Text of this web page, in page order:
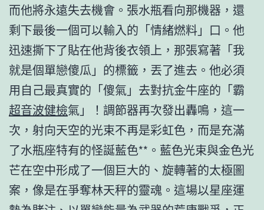
而他將永遠失去機會。張水瓶看向那機器，還
剩下最後一個可以輸入的「情緒燃料」口。他
迅速撕下了貼在他背後衣領上，那張寫著「我
就是個單戀傻瓜」的標籤，丟了進去。他必須
用自己最真實的「傻氣」去對抗金牛座的「霸
超音波健檢氣」！調節器再次發出轟鳴，這一
次，射向天空的光束不再是彩虹色，而是充滿
了水瓶座特有的怪誕藍色**。藍色光束與金色光
芒在空中形成了一個巨大的、旋轉著的太極圖
案，像是在爭奪林天秤的靈魂。這場以星座運